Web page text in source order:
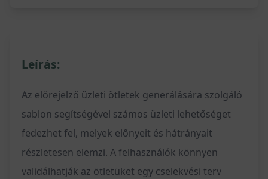
Leírás:
Az előrejelző üzleti ötletek generálására szolgáló
sablon segítségével számos üzleti lehetőséget
fedezhet fel, melyek előnyeit és hátrányait
részletesen elemzi. A felhasználók könnyen
validálhatják az ötletüket egy cselekvési terv